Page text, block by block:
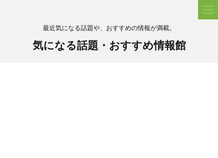
最近気になる話題や、おすすめの情報が満載。
気になる話題・おすすめ情報館